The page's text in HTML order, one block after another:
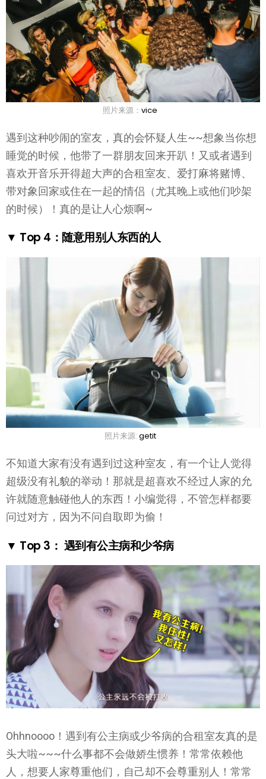
照片来源： vice
遇到这种吵闹的室友，真的会怀疑人生~~想象当你想
睡觉的时候，他带了一群朋友回来开趴！又或者遇到
喜欢开音乐开得超大声的合租室友、爱打麻将赌博、
带对象回家或住在一起的情侣（尤其晚上或他们吵架
的时候）！真的是让人心烦啊~
▼ Top 4：随意用别人东西的人
照片来源: getit
不知道大家有没有遇到过这种室友，有一个让人觉得
超级没有礼貌的举动！那就是超喜欢不经过人家的允
许就随意触碰他人的东西！小编觉得，不管怎样都要
问过对方，因为不问自取即为偷！
▼ Top 3： 遇到有公主病和少爷病
Ohhnoooo！遇到有公主病或少爷病的合租室友真的是
头大啦~~~什么事都不会做娇生惯养！常常依赖他
人，想要人家尊重他们，自己却不会尊重别人！常常